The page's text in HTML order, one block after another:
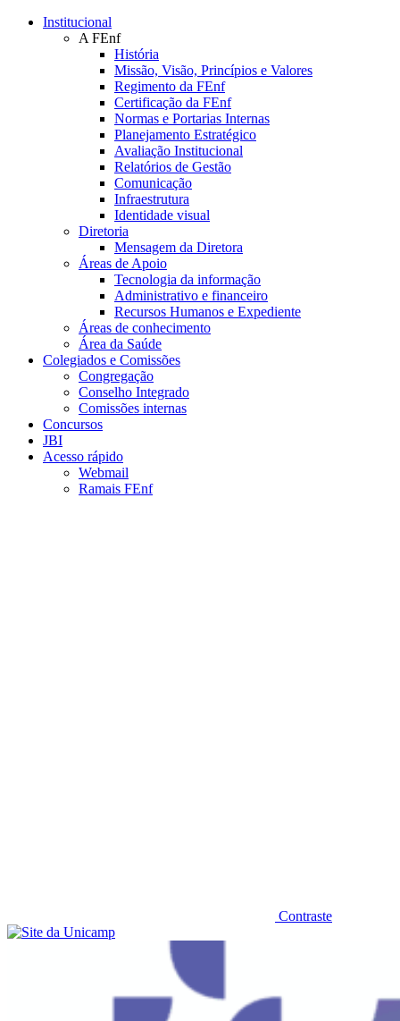
Conteúdo principal
Institucional
A FEnf
História
Missão, Visão, Princípios e Valores
Regimento da FEnf
Certificação da FEnf
Normas e Portarias Internas
Planejamento Estratégico
Avaliação Institucional
Relatórios de Gestão
Comunicação
Infraestrutura
Identidade visual
Diretoria
Mensagem da Diretora
Áreas de Apoio
Tecnologia da informação
Administrativo e financeiro
Recursos Humanos e Expediente
Áreas de conhecimento
Área da Saúde
Colegiados e Comissões
Congregação
Conselho Integrado
Comissões internas
Concursos
JBI
Acesso rápido
Webmail
Ramais FEnf
Contraste